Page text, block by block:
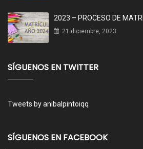
2023 – PROCESO DE
21 diciembre, 2023
SÍGUENOS EN TWITTER
Tweets by anibalpintoiqq
SÍGUENOS EN FACEBOOK